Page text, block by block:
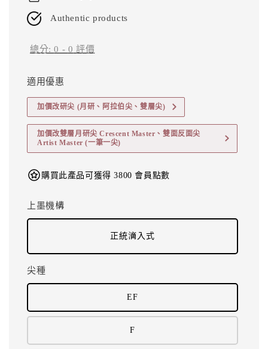
Authentic products
總分:0 - 0 評價
適用優惠
加價改研尖 (月研、阿拉伯尖、雙層尖)
加價改雙層月研尖 Crescent Master、雙面反面尖
Artist Master (一筆一尖)
購買此產品可獲得 3800 會員點數
上墨機構
正統滴入式
尖種
EF
F